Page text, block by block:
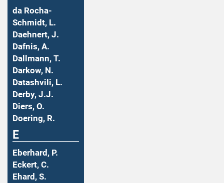
da Rocha-
Schmidt, L.
Daehnert, J.
Dafnis, A.
Dallmann, T.
Darkow, N.
Datashvili, L.
Derby, J.J.
Diers, O.
Doering, R.
E
Eberhard, P.
Eckert, C.
Ehard, S.